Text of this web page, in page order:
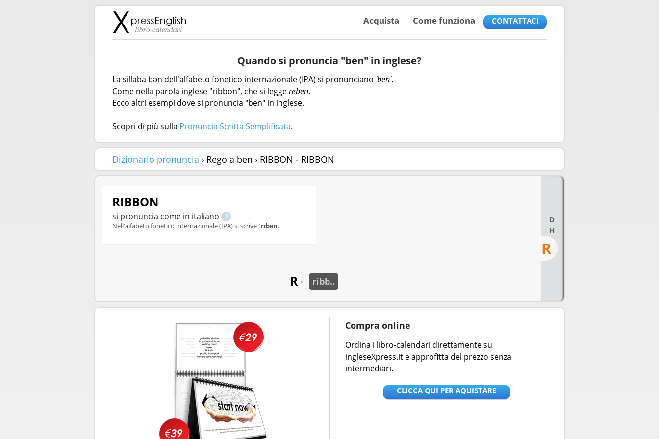
Acquista Come funziona CONTATTACI
Quando si pronuncia "ben" in inglese?
La sillaba bən dell'alfabeto fonetico internazionale (IPA) si pronunciano 'ben'.
Come nella parola inglese "ribbon", che si leggereben.
Ecco altri esempi dove si pronuncia "ben" in inglese.
Scopri di più sulla Pronuncia Scritta Semplificata.
Dizionario pronuncia › Regola ben › RIBBON - RIBBON
D
H
R
RIBBON
si pronuncia come in italiano
Nell'alfabeto fonetico internazionale (IPA) si scrive ˈrɪbən.
R ► ribb..
Compra online
Ordina i libro-calendari direttamente su
ingleseXpress.it e approfitta del prezzo senza
intermediari.
CLICCA QUI PER AQUISTARE